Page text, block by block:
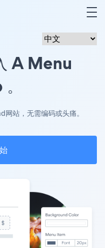
A Menu
站，无需编码或头痛。